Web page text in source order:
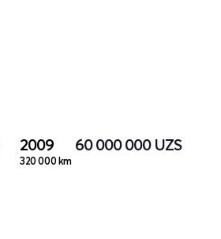
2009
320 000 km
60 000 000 UZS